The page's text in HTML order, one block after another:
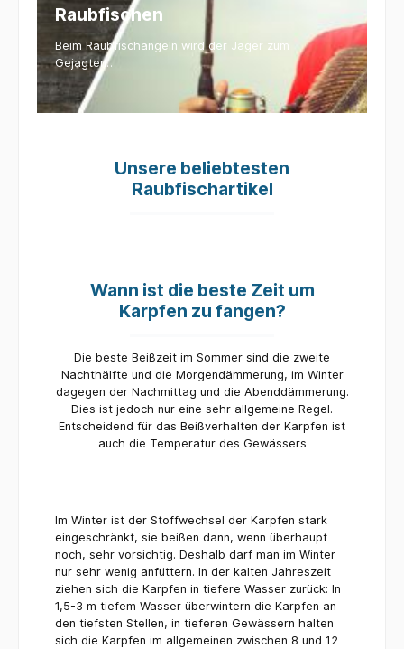
Raubfischen
Beim Raubfischangeln wird der Jäger zum
Gejagten…
Unsere beliebtesten
Raubfischartikel
Wann ist die beste Zeit um
Karpfen zu fangen?
Die beste Beißzeit im Sommer sind die zweite
Nachthälfte und die Morgendämmerung, im Winter
dagegen der Nachmittag und die Abenddämmerung.
Dies ist jedoch nur eine sehr allgemeine Regel.
Entscheidend für das Beißverhalten der Karpfen ist
auch die Temperatur des Gewässers
Im Winter ist der Stoffwechsel der Karpfen stark
eingeschränkt, sie beißen dann, wenn überhaupt
noch, sehr vorsichtig. Deshalb darf man im Winter
nur sehr wenig anfüttern. In der kalten Jahreszeit
ziehen sich die Karpfen in tiefere Wasser zurück: In
1,5-3 m tiefem Wasser überwintern die Karpfen an
den tiefsten Stellen, in tieferen Gewässern halten
sich die Karpfen im allgemeinen zwischen 8 und 12